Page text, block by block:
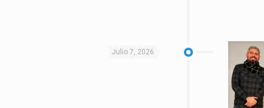
Julio 7, 2026